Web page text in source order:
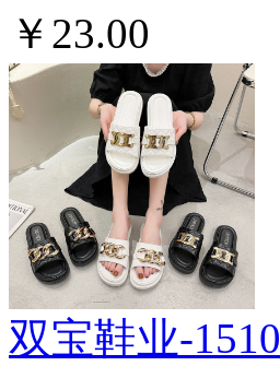
￥23.00
双宝鞋业-1510